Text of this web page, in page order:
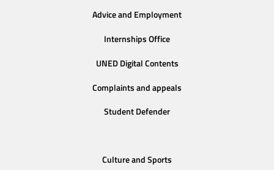
Advice and Employment
Internships Office
UNED Digital Contents
Complaints and appeals
Student Defender
Culture and Sports